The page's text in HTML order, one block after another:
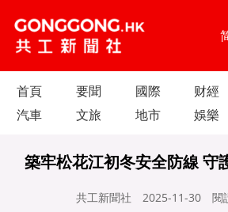
首頁 要聞 國際 财經
汽車
文旅 地市 娛樂
築牢松花江初冬安全防線 守
共工新聞社 2025-11-30 閱